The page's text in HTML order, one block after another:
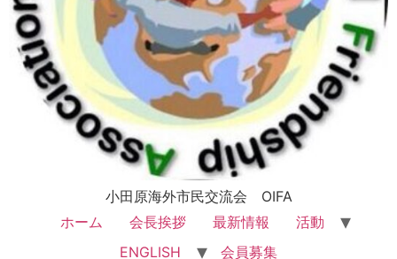
小田原海外市民交流会 OIFA
ホーム
会長挨拶 最新情報
活動
ENGLISH
会員募集